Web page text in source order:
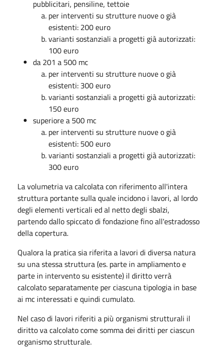
pubblicitari, pensiline, tettoie
per interventi su strutture nuove o già
esistenti: 200 euro
varianti sostanziali a progetti già autorizzati:
100 euro
da 201 a 500 mc
per interventi su strutture nuove o già
esistenti: 300 euro
varianti sostanziali a progetti già autorizzati:
150 euro
superiore a 500 mc
per interventi su strutture nuove o già
esistenti: 500 euro
varianti sostanziali a progetti già autorizzati:
300 euro
La volumetria va calcolata con riferimento all'intera
struttura portante sulla quale incidono i lavori, al lordo
degli elementi verticali ed al netto degli sbalzi,
partendo dallo spiccato di fondazione fino all'estradosso
della copertura.
Qualora la pratica sia riferita a lavori di diversa natura
su una stessa struttura (es. parte in ampliamento e
parte in intervento su esistente) il diritto verrà
calcolato separatamente per ciascuna tipologia in base
ai mc interessati e quindi cumulato.
Nel caso di lavori riferiti a più organismi strutturali il
diritto va calcolato come somma dei diritti per ciascun
organismo strutturale.